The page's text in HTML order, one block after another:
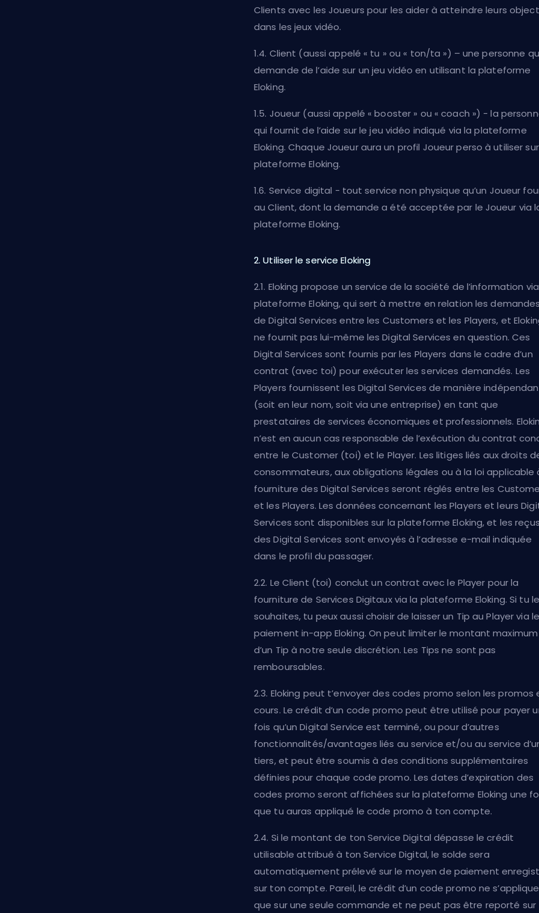
Clients avec les Joueurs pour les aider à atteindre leurs
dans les jeux vidéo.
1.4. Client (aussi appelé « tu » ou « ton/ta ») – une personne
demande de l’aide sur un jeu vidéo en utilisant la plateforme
Eloking.
1.5. Joueur (aussi appelé « booster » ou « coach ») - la
qui fournit de l’aide sur le jeu vidéo indiqué via la plateforme
Eloking. Chaque Joueur aura un profil Joueur perso à utiliser
plateforme Eloking.
1.6. Service digital - tout service non physique qu’un Joueur
au Client, dont la demande a été acceptée par le Joueur via
plateforme Eloking.
2. Utiliser le service Eloking
2.1. Eloking propose un service de la société de l’information
plateforme Eloking, qui sert à mettre en relation les demandes
de Digital Services entre les Customers et les Players, et
ne fournit pas lui-même les Digital Services en question. Ces
Digital Services sont fournis par les Players dans le cadre d’un
contrat (avec toi) pour exécuter les services demandés. Les
Players fournissent les Digital Services de manière
(soit en leur nom, soit via une entreprise) en tant que
prestataires de services économiques et professionnels.
n’est en aucun cas responsable de l’exécution du contrat
entre le Customer (toi) et le Player. Les litiges liés aux droits
consommateurs, aux obligations légales ou à la loi applicable
fourniture des Digital Services seront réglés entre les
et les Players. Les données concernant les Players et leurs
Services sont disponibles sur la plateforme Eloking, et les reçus
des Digital Services sont envoyés à l’adresse e-mail indiquée
dans le profil du passager.
2.2. Le Client (toi) conclut un contrat avec le Player pour la
fourniture de Services Digitaux via la plateforme Eloking. Si tu le
souhaites, tu peux aussi choisir de laisser un Tip au Player via le
paiement in-app Eloking. On peut limiter le montant maximum
d’un Tip à notre seule discrétion. Les Tips ne sont pas
remboursables.
2.3. Eloking peut t’envoyer des codes promo selon les promos
cours. Le crédit d’un code promo peut être utilisé pour payer
fois qu’un Digital Service est terminé, ou pour d’autres
fonctionnalités/avantages liés au service et/ou au service
tiers, et peut être soumis à des conditions supplémentaires
définies pour chaque code promo. Les dates d’expiration des
codes promo seront affichées sur la plateforme Eloking une
que tu auras appliqué le code promo à ton compte.
2.4. Si le montant de ton Service Digital dépasse le crédit
utilisable attribué à ton Service Digital, le solde sera
automatiquement prélevé sur le moyen de paiement
sur ton compte. Pareil, le crédit d’un code promo ne s’applique
que sur une seule commande et ne peut pas être reporté sur